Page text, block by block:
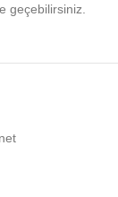
geçebilirsiniz.